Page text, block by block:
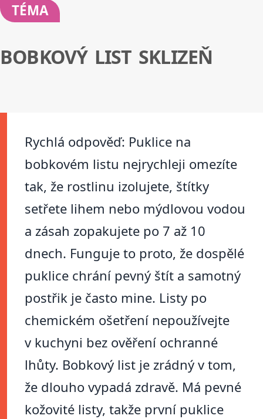
TÉMA
BOBKOVÝ LIST SKLIZEŇ
Rychlá odpověď: Puklice na
bobkovém listu nejrychleji omezíte
tak, že rostlinu izolujete, štítky
setřete lihem nebo mýdlovou vodou
a zásah zopakujete po 7 až 10
dnech. Funguje to proto, že dospělé
puklice chrání pevný štít a samotný
postřik je často mine. Listy po
chemickém ošetření nepoužívejte
v kuchyni bez ověření ochranné
lhůty. Bobkový list je zrádný v tom,
že dlouho vypadá zdravě. Má pevné
kožovité listy, takže první puklice